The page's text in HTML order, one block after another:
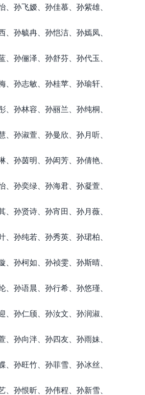
、孙飞嫒、孙佳慕、孙紫雄、
、孙毓冉、孙恺洁、孙嫣凤、
、孙俪泽、孙舒芬、孙代玉、
、孙志敏、孙桂苹、孙瑜轩、
、孙林容、孙丽兰、孙纯桐、
、孙淑萱、孙曼欣、孙月听、
、孙茵明、孙闳芳、孙倩艳、
、孙奕绿、孙海君、孙凝萱、
、孙贤诗、孙宵田、孙月薇、
、孙纯若、孙秀英、孙珺柏、
、孙柯如、孙祯雯、孙斯晴、
、孙语晨、孙行希、孙悠瑾、
、孙仁颀、孙汝文、孙润淑、
、孙向泮、孙四友、孙雨妹、
、孙旺竹、孙菲雪、孙冰丝、
、孙恨昕、孙伟程、孙新雪、